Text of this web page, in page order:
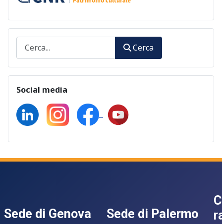
Cerca
Cerca
Social media
Sede di Genova Sede di Palermo